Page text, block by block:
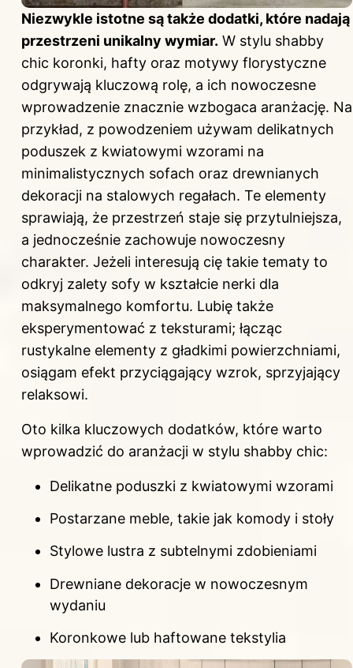
Niezwykle istotne są także dodatki, które nadają
przestrzeni unikalny wymiar. W stylu shabby
chic koronki, hafty oraz motywy florystyczne
odgrywają kluczową rolę, a ich nowoczesne
wprowadzenie znacznie wzbogaca aranżację. Na
przykład, z powodzeniem używam delikatnych
poduszek z kwiatowymi wzorami na
minimalistycznych sofach oraz drewnianych
dekoracji na stalowych regałach. Te elementy
sprawiają, że przestrzeń staje się przytulniejsza,
a jednocześnie zachowuje nowoczesny
charakter. Jeżeli interesują cię takie tematy to
odkryj zalety sofy w kształcie nerki dla
maksymalnego komfortu. Lubię także
eksperymentować z teksturami; łącząc
rustykalne elementy z gładkimi powierzchniami,
osiągam efekt przyciągający wzrok, sprzyjający
relaksowi.
Oto kilka kluczowych dodatków, które warto
wprowadzić do aranżacji w stylu shabby chic:
Delikatne poduszki z kwiatowymi wzorami
Postarzane meble, takie jak komody i stoły
Stylowe lustra z subtelnymi zdobieniami
Drewniane dekoracje w nowoczesnym
wydaniu
Koronkowe lub haftowane tekstylia